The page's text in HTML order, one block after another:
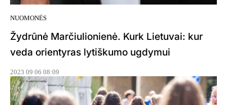
NUOMONĖS
Žydrūnė Marčiulionienė. Kurk Lietuvai: kur
veda orientyras lytiškumo ugdymui
2023 09 06 08:09